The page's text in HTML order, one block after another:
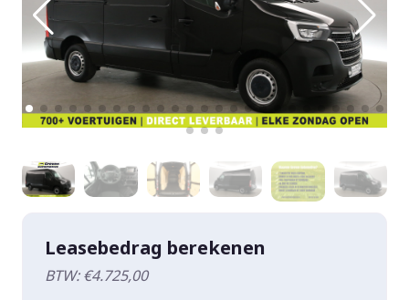
Leasebedrag berekenen
BTW: €4.725,00